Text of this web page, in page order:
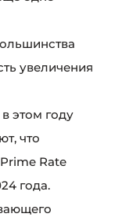
увеличения
этом году
что
Rate
года.